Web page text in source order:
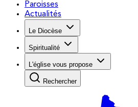
Paroisses
Actualités
Le Diocèse
Spiritualité
L'église vous propose
Rechercher